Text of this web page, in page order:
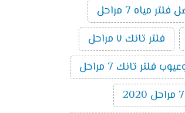
مياه 7 مراحل
فلتر تانك ٧ مراحل
فلتر تانك 7 مراحل